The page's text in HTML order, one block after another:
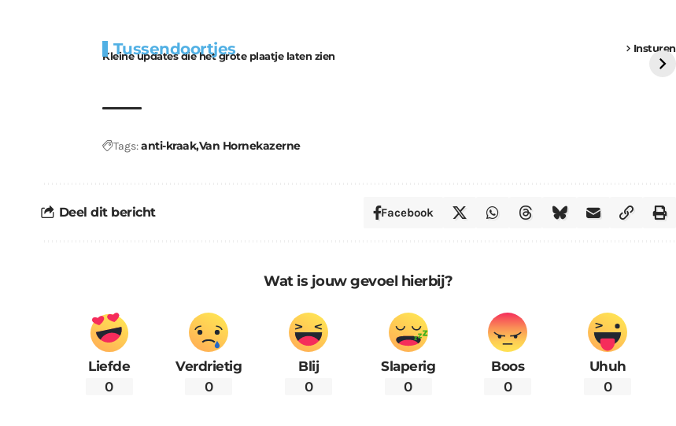
Tussendoortjes Insturen
Kleine updates die het grote plaatje laten zien
bouwmateriaal voor
kabouters
uitdaging
Tags:anti-kraakVan Hornekazerne
Deel dit bericht Facebook
Wat is jouw gevoel hierbij?
Liefde
0
Verdrietig
0
Blij
0
Slaperig
0
Boos
0
Uhuh
0